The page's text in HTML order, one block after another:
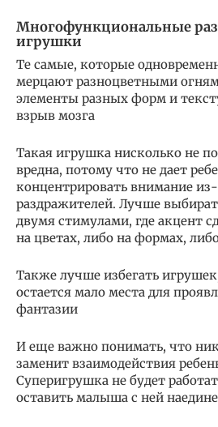
Многофункциональные
игрушки
Те самые, которые
мерцают разноцветными
элементы разных форм и
взрыв мозга
Такая игрушка нисколько не
вредна, потому что не дает
концентрировать внимание
раздражителей. Лучше
двумя стимулами, где акцент
на цветах, либо на формах,
Также лучше избегать
остается мало места для
фантазии
И еще важно понимать, что
заменит взаимодействия
Суперигрушка не будет
оставить малыша с ней наедине